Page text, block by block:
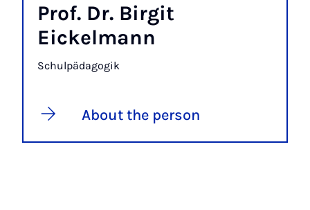
Prof. Dr. Birgit
Eickelmann
Schulpädagogik
About the person